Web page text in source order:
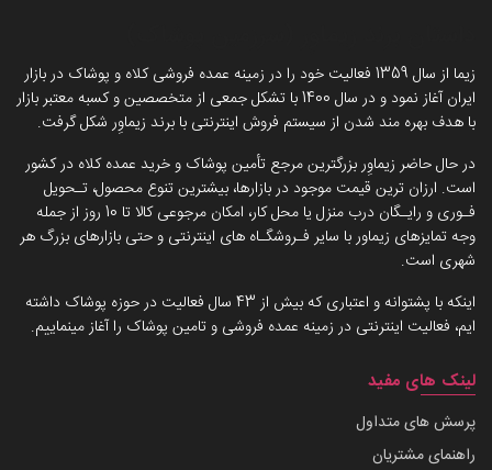
زیما از سال 1359 فعالیت خود را در زمینه عمده فروشی کلاه و پوشاک در بازار
ایران آغاز نمود و در سال 1400 با تشکل جمعی از متخصصین و کسبه معتبر بازار
با هدف بهره مند شدن از سیستم فروش اینترنتی با برند زیماوِر شکل گرفت.
در حال حاضر زیماوِر بزرگترین مرجع تأمین پوشاک و خرید عمده کلاه در کشور
است. ارزان ترین قیمت موجود در بازارها، بیشترین تنوع محصول، تـحویل
فـوری و رایـگان درب منزل یا محل کار، امکان مرجوعی کالا تا 10 روز از جمله
وجه تمایزهای زیماور با سایر فـروشگـاه های اینترنتی و حتی بازارهای بزرگ هر
شهری است.
اینکه با پشتوانه و اعتباری که بیش از 43 سال فعالیت در حوزه پوشاک داشته
ایم، فعالیت اینترنتی در زمینه عمده فروشی و تامین پوشاک را آغاز مینماییم.
لینک های مفید
پرسش های متداول
راهنمای مشتریان